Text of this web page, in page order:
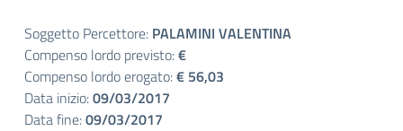
Soggetto Percettore: PALAMINI VALENTINA
Compenso lordo previsto:€
Compenso lordo erogato:€ 56,03
Data inizio:09/03/2017
Data fine:09/03/2017